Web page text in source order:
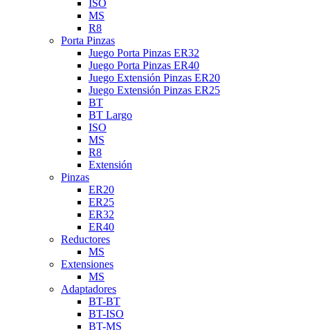
ISO
MS
R8
Porta Pinzas
Juego Porta Pinzas ER32
Juego Porta Pinzas ER40
Juego Extensión Pinzas ER20
Juego Extensión Pinzas ER25
BT
BT Largo
ISO
MS
R8
Extensión
Pinzas
ER20
ER25
ER32
ER40
Reductores
MS
Extensiones
MS
Adaptadores
BT-BT
BT-ISO
BT-MS